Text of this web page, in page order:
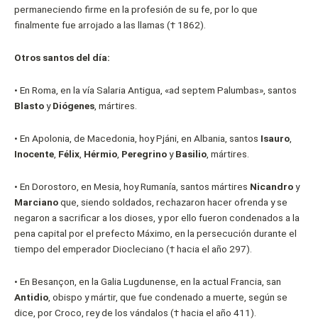
permaneciendo firme en la profesión de su fe, por lo que
finalmente fue arrojado a las llamas († 1862).
Otros santos del día:
• En Roma, en la vía Salaria Antigua, «ad septem Palumbas», santos
BlastoyDiógenes , mártires.
• En Apolonia, de Macedonia, hoy Pjáni, en Albania, santos Isauro
Inocente Félix Hérmio PeregrinoyBasilio , mártires.
• En Dorostoro, en Mesia, hoy Rumanía, santos mártires Nicandroy
Marcianoque, siendo soldados, rechazaron hacer ofrenda y se
negaron a sacrificar a los dioses, y por ello fueron condenados a la
pena capital por el prefecto Máximo, en la persecución durante el
tiempo del emperador Diocleciano († hacia el año 297).
• En Besançon, en la Galia Lugdunense, en la actual Francia, san
Antidio , obispo y mártir, que fue condenado a muerte, según se
dice, por Croco, rey de los vándalos († hacia el año 411).